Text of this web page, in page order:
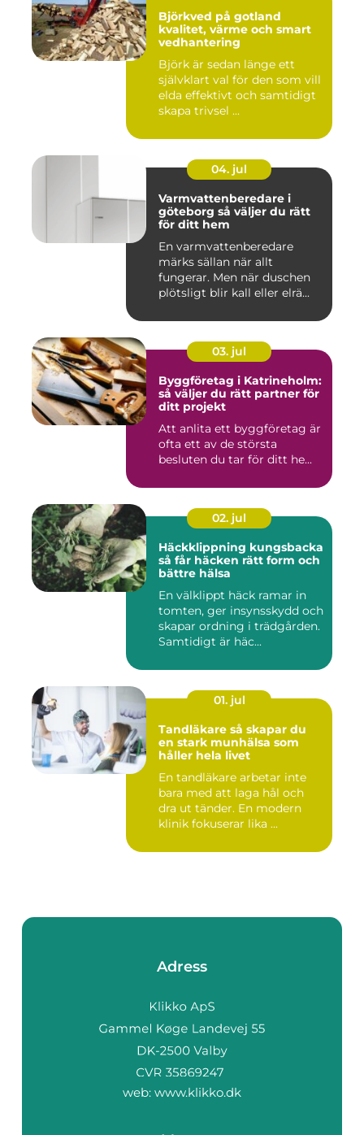
Björkved på gotland
kvalitet, värme och smart
vedhantering
Björk är sedan länge ett
självklart val för den som vill
elda effektivt och samtidigt
skapa trivsel ...
04. jul
Varmvattenberedare i
göteborg så väljer du rätt
för ditt hem
En varmvattenberedare
märks sällan när allt
fungerar. Men när duschen
plötsligt blir kall eller elrä...
03. jul
Byggföretag i Katrineholm:
så väljer du rätt partner för
ditt projekt
Att anlita ett byggföretag är
ofta ett av de största
besluten du tar för ditt he...
02. jul
Häckklippning kungsbacka
så får häcken rätt form och
bättre hälsa
En välklippt häck ramar in
tomten, ger insynsskydd och
skapar ordning i trädgården.
Samtidigt är häc...
01. jul
Tandläkare så skapar du
en stark munhälsa som
håller hela livet
En tandläkare arbetar inte
bara med att laga hål och
dra ut tänder. En modern
klinik fokuserar lika ...
Adress
web: www.klikko.dk